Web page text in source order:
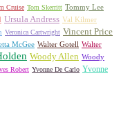
Cruise Tom Skerritt Tommy Lee
Ursula Andress Val Kilmer
Veronica Cartwright Vincent Price
McGee Walter Gotell Walter
Woody Allen Woody
Robert Yvonne De Carlo Yvonne